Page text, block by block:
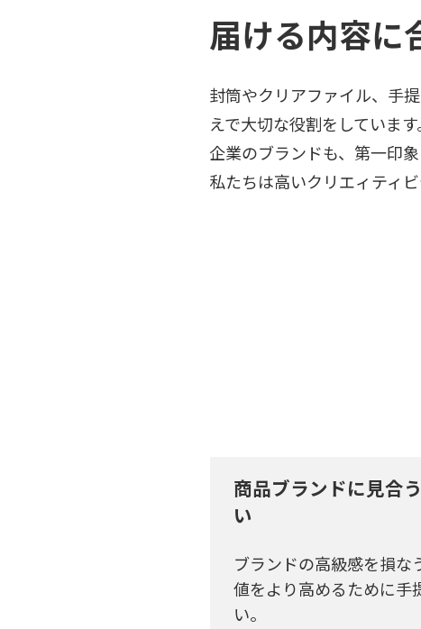
届ける内容に
封筒やクリアファイル、手
えで大切な役割をしています
企業のブランドも、第一印
私たちは高いクリエィティ
商品ブランドに見合
い
ブランドの高級感を損な
値をより高めるために手
い。